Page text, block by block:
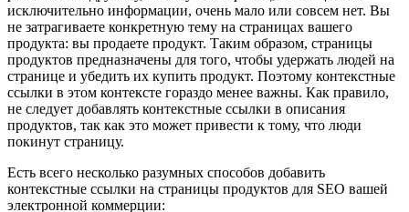
исключительно информации, очень мало или совсем нет. Вы
не затрагиваете конкретную тему на страницах вашего
продукта: вы продаете продукт. Таким образом, страницы
продуктов предназначены для того, чтобы удержать людей на
странице и убедить их купить продукт. Поэтому контекстные
ссылки в этом контексте гораздо менее важны. Как правило,
не следует добавлять контекстные ссылки в описания
продуктов, так как это может привести к тому, что люди
покинут страницу.
Есть всего несколько разумных способов добавить
контекстные ссылки на страницы продуктов для SEO вашей
электронной коммерции: